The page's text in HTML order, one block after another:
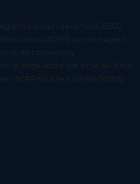
sous l'identifiant 95922
(ACPR) comme agent
de Lemonway
le siège social est situé au 8 rue
l’ACPR sous le numéro 16568) -